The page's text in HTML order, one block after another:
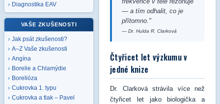
Diagnostika EAV
VAŠE ZKUŠENOSTI
Jak psát zkušenosti?
A–Z Vaše zkušenosti
Angína
Borelie a Chlamýdie
Borelióza
Cukrovka 1. typu
Cukrovka a tlak – Pavel
— a tím odhalit, co je
přítomno."
— Dr. Hulda R. Clarková
Čtyřicet let výzkumu v
jedné knize
Dr. Clarková strávila více než
čtyřicet let jako biologička a